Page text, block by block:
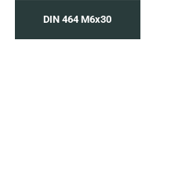
DIN 464 M6x30